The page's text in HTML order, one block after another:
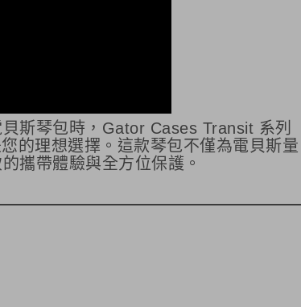
斯琴包時，Gator Cases Transit 系列
的理想選擇。這款琴包不僅為電貝斯量
攜帶體驗與全方位保護。